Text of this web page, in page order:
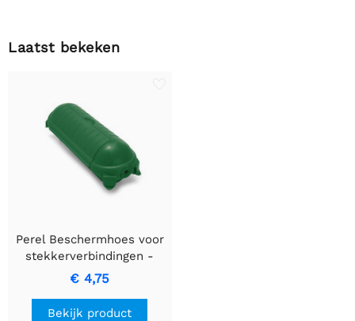
Laatst bekeken
Perel Beschermhoes voor
stekkerverbindingen -
IP44-gecertificeerd
€ 4,75
Bekijk product